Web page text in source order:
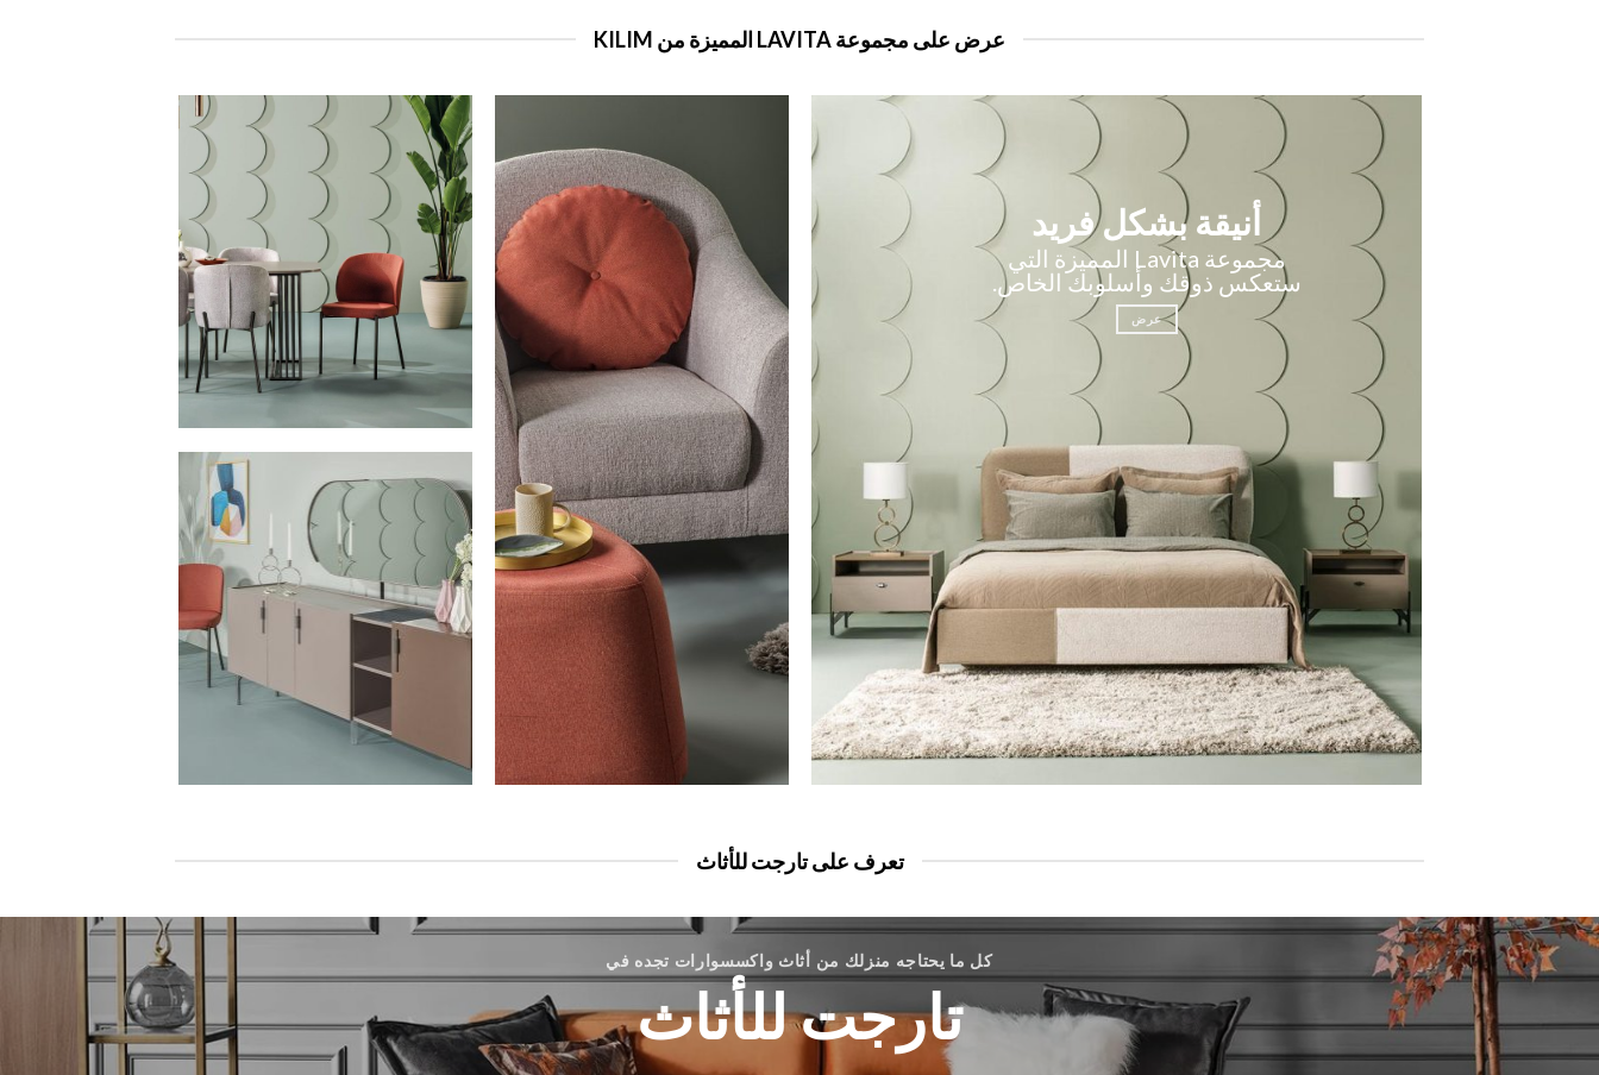
عرض على مجموعة LAVITA المميزة من KILIM
أنيقة بشكل فريد
مجموعة Lavita المميزة التي
ستعكس ذوقك وأسلوبك الخاص.
عرض
تعرف على تارجت للأثاث
كل ما يحتاجه منزلك من أثاث واكسسوارات تجده في
تارجت للأثاث